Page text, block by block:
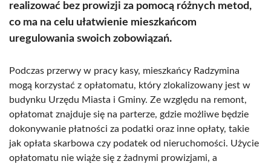
realizować bez prowizji za pomocą różnych metod,
co ma na celu ułatwienie mieszkańcom
uregulowania swoich zobowiązań.
Podczas przerwy w pracy kasy, mieszkańcy Radzymina
mogą korzystać z opłatomatu, który zlokalizowany jest w
budynku Urzędu Miasta i Gminy. Ze względu na remont,
opłatomat znajduje się na parterze, gdzie możliwe będzie
dokonywanie płatności za podatki oraz inne opłaty, takie
jak opłata skarbowa czy podatek od nieruchomości. Użycie
opłatomatu nie wiąże się z żadnymi prowizjami, a